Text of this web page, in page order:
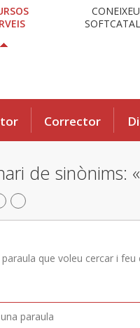
CONEIXEU
Corrector
de sinònims:
que voleu cercar i feu